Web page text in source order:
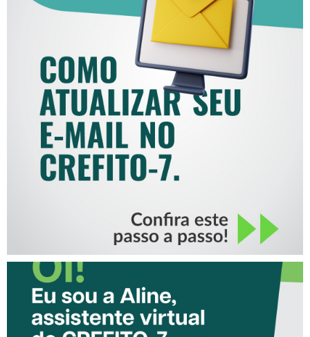
COMO ATUALIZAR SEU E-
MAIL NO CREFITO-7